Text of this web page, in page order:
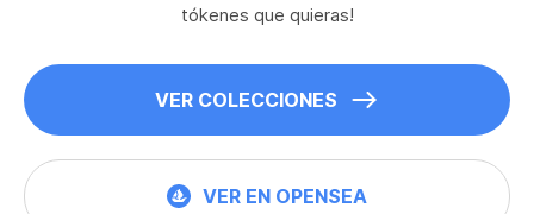
tókenes que quieras!
VER COLECCIONES
VER EN OPENSEA